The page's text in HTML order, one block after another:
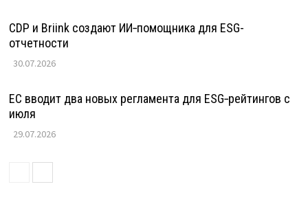
CDP и Briink создают ИИ‑помощника для ESG-
отчетности
30.07.2026
ЕС вводит два новых регламента для ESG‑рейтингов с
июля
29.07.2026